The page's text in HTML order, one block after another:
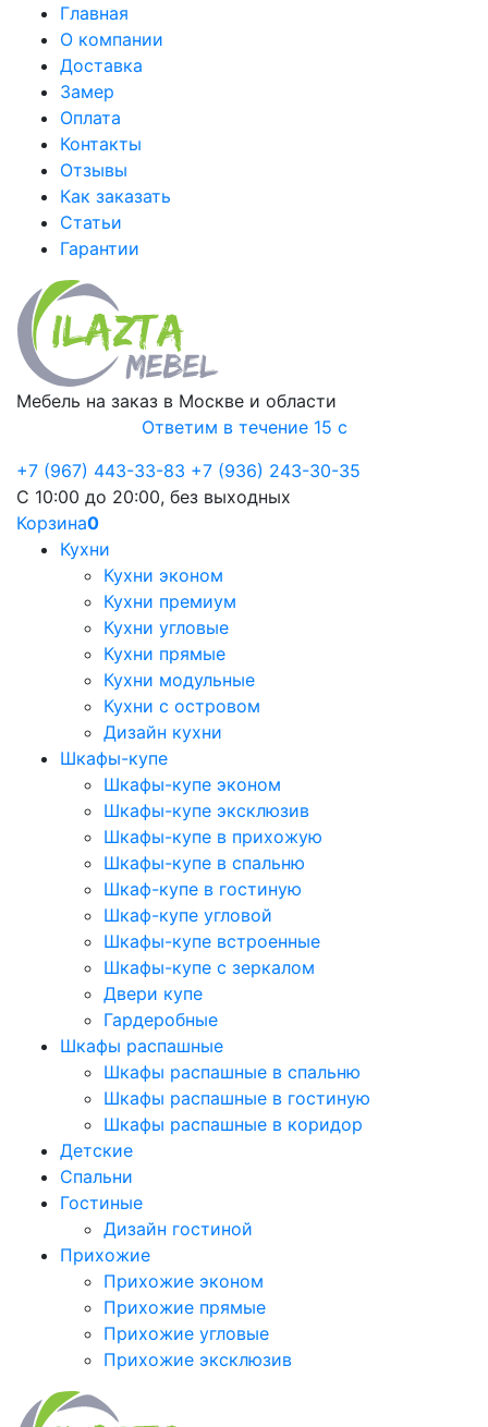
Главная
О компании
Доставка
Замер
Оплата
Контакты
Отзывы
Как заказать
Статьи
Гарантии
Мебель на заказ в Москве и области
Ответим в течение 15 с
+7 (967) 443-33-83 +7 (936) 243-30-35
С 10:00 до 20:00, без выходных
Корзина0
Кухни
Кухни эконом
Кухни премиум
Кухни угловые
Кухни прямые
Кухни модульные
Кухни с островом
Дизайн кухни
Шкафы-купе
Шкафы-купе эконом
Шкафы-купе эксклюзив
Шкафы-купе в прихожую
Шкафы-купе в спальню
Шкаф-купе в гостиную
Шкаф-купе угловой
Шкафы-купе встроенные
Шкафы-купе с зеркалом
Двери купе
Гардеробные
Шкафы распашные
Шкафы распашные в спальню
Шкафы распашные в гостиную
Шкафы распашные в коридор
Детские
Спальни
Гостиные
Дизайн гостиной
Прихожие
Прихожие эконом
Прихожие прямые
Прихожие угловые
Прихожие эксклюзив